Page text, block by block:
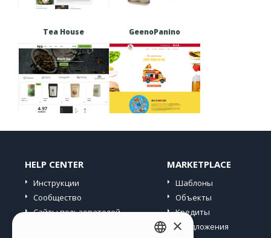
Tea House GeenoPanino
HELP CENTER
Инструкции
Сообщество
Сайты пользователей
MARKETPLACE
Шаблоны
Объекты
Кредиты
Предложения
×